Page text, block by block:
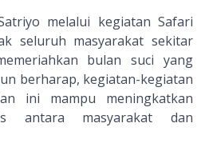
melalui kegiatan Safari
seluruh masyarakat sekitar
bulan suci yang
berharap, kegiatan-kegiatan
ini mampu meningkatkan
antara masyarakat dan